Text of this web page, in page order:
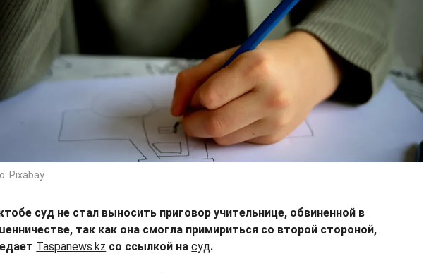
Pixabay
суд не стал выносить приговор учительнице, обвиненной в
так как она смогла примириться со второй стороной,
Taspanews.kz со ссылкой насуд.